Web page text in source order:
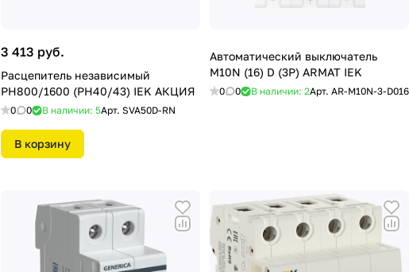
3 413 руб.
Расцепитель независимый
РН800/1600 (РН40/43) IEK АКЦИЯ
0 0 В наличии: 5Арт. SVA50D-RN
В корзину
Автоматический выключатель
M10N (16) D (3P) ARMAT IEK
0 0 В наличии: 2Арт. AR-M10N-3-D016